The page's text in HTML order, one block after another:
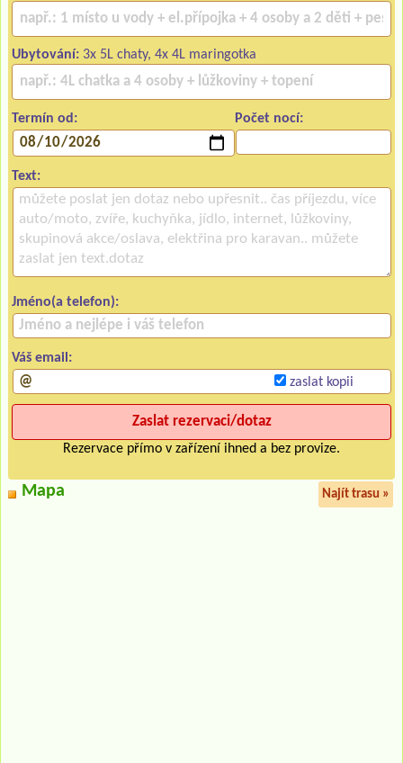
Ubytování: 3x 5L chaty, 4x 4L maringotka
Termín od: Počet nocí:
Text:
Jméno(a telefon):
Váš email:
zaslat kopii
Rezervace přímo v zařízení ihned a bez provize.
Mapa Najít trasu »